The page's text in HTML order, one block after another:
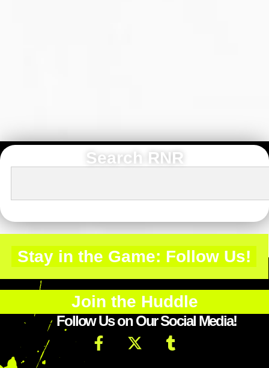
Search RNR
Stay in the Game: Follow Us!
Join the Huddle
Follow Us on Our Social Media!